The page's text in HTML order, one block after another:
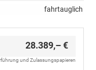
fahrtauglich
28.389,– €
und Zulassungspapieren